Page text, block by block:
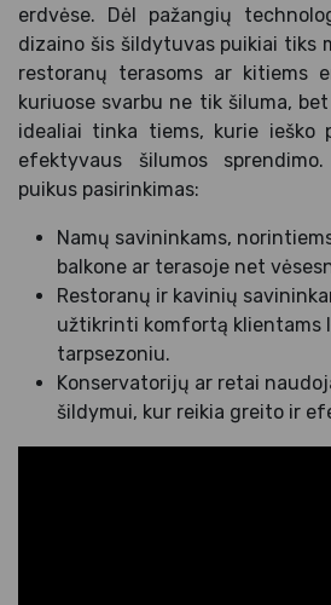
erdvėse. Dėl pažangių
dizaino šis šildytuvas puikiai tiks
restoranų terasoms ar kitiems
kuriuose svarbu ne tik šiluma,
idealiai tinka tiems, kurie ieško
efektyvaus šilumos
puikus pasirinkimas:
Namų savininkams,
balkone ar terasoje net
Restoranų ir kavinių
užtikrinti komfortą klientams
tarpsezoniu.
Konservatorijų ar retai
šildymui, kur reikia greito ir